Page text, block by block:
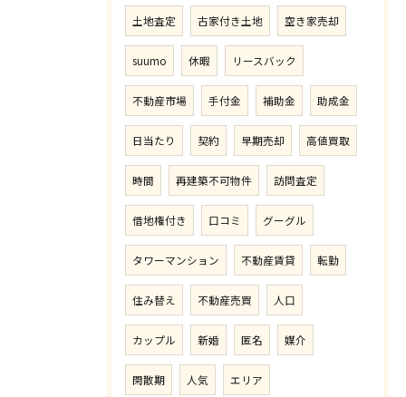
土地査定 古家付き土地 空き家売却
suumo 休暇 リースバック
不動産市場 手付金 補助金 助成金
日当たり 契約 早期売却 高値買取
時間 再建築不可物件 訪問査定
借地権付き 口コミ グーグル
タワーマンション 不動産賃貸 転勤
住み替え 不動産売買 人口
カップル 新婚 匿名 媒介
閑散期 人気 エリア